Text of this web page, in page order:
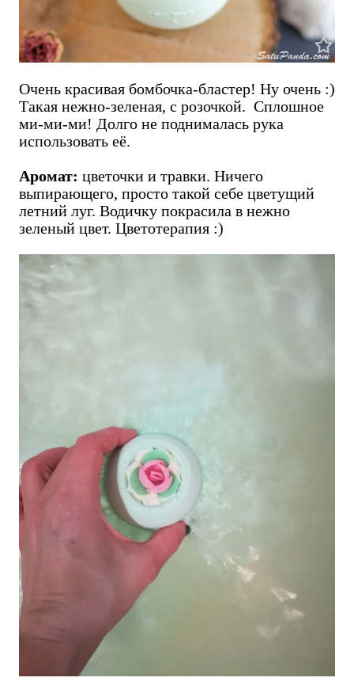
Очень красивая бомбочка-бластер! Ну очень :)
Такая нежно-зеленая, с розочкой. Сплошное
ми-ми-ми! Долго не поднималась рука
использовать её.
Аромат: цветочки и травки. Ничего
выпирающего, просто такой себе цветущий
летний луг. Водичку покрасила в нежно
зеленый цвет. Цветотерапия :)